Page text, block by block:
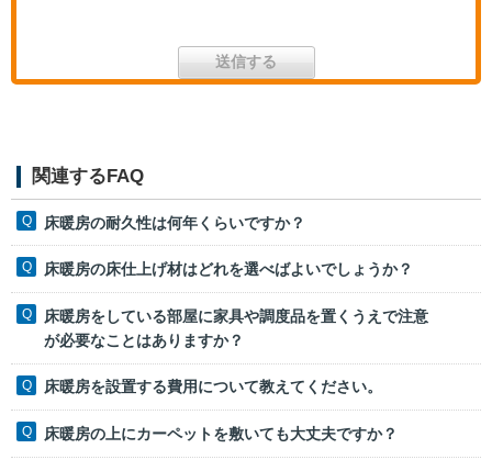
関連するFAQ
床暖房の耐久性は何年くらいですか？
床暖房の床仕上げ材はどれを選べばよいでしょうか？
床暖房をしている部屋に家具や調度品を置くうえで注意
が必要なことはありますか？
床暖房を設置する費用について教えてください。
床暖房の上にカーペットを敷いても大丈夫ですか？